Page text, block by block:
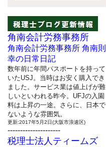
角南会計労務事務所
角南会計労務事務所 角南則
幸の日常日記
数年前に年間パスポートを持って
いたUSJ。当時はお安く購入でき
ました。サービス業は値上げが難
しいといわれる昨今。UFJの入園
料は上昇の一途。さらに、日本で
ないような雰囲気。
更新:2017年5月2日(大阪市浪速区)
---------------------
税理士法人ティームズ